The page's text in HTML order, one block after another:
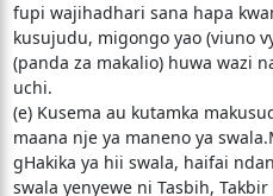
fupi wajihadhari sana hapa
kusujudu, migongo yao (viuno
(panda za makalio) huwa wazi
uchi.
(e) Kusema au kutamka
maana nje ya maneno ya
gHakika ya hii swala, haifai
swala yenyewe ni Tasbih,